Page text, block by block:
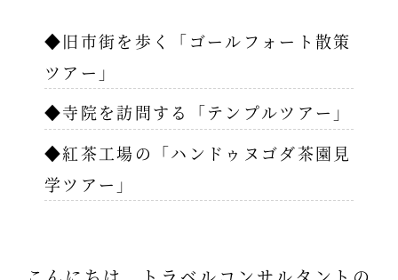
◆旧市街を歩く「ゴールフォート散策
ツアー」
◆寺院を訪問する「テンプルツアー」
◆紅茶工場の「ハンドゥヌゴダ茶園見
学ツアー」